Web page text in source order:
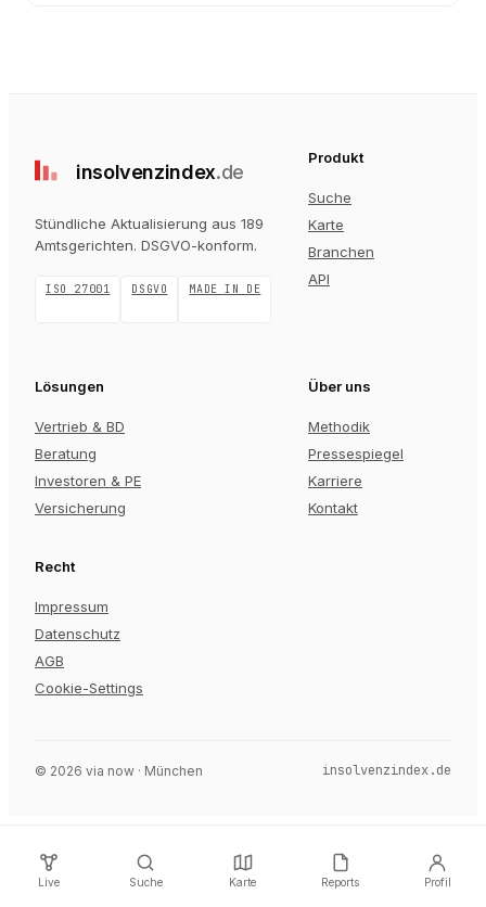
insolvenzindex.de
Stündliche Aktualisierung aus 189
Amtsgerichten. DSGVO-konform.
ISO 27001 DSGVO MADE IN DE
Produkt
Suche
Karte
Branchen
API
Lösungen
Vertrieb & BD
Beratung
Investoren & PE
Versicherung
Über uns
Methodik
Pressespiegel
Karriere
Kontakt
Recht
Impressum
Datenschutz
AGB
Cookie-Settings
© 2026 via now · München insolvenzindex.de
Live Suche Karte Reports Profil